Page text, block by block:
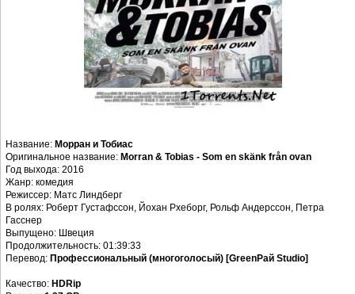
Название: Морран и Тобиас
Оригинальное название: Morran & Tobias - Som en skänk från ovan
Год выхода: 2016
Жанр: комедия
Режиссер: Матс Линдберг
В ролях: Роберт Густафссон, Йохан Рхеборг, Рольф Андерссон, Петра
Гасснер
Выпущено: Швеция
Продолжительность: 01:39:33
Перевод: Профессиональный (многоголосый) [GreenРай Studio]
Качество: HDRip